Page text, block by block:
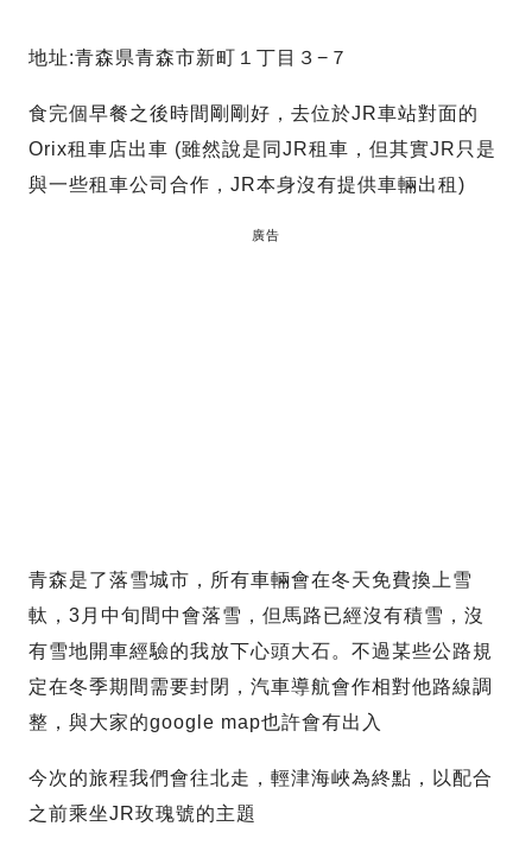
地址:青森県青森市新町１丁目３−７
食完個早餐之後時間剛剛好，去位於JR車站對面的
Orix租車店出車 (雖然說是同JR租車，但其實JR只是
與一些租車公司合作，JR本身沒有提供車輛出租)
廣告
青森是了落雪城市，所有車輛會在冬天免費換上雪
軚，3月中旬間中會落雪，但馬路已經沒有積雪，沒
有雪地開車經驗的我放下心頭大石。不過某些公路規
定在冬季期間需要封閉，汽車導航會作相對他路線調
整，與大家的google map也許會有出入
今次的旅程我們會往北走，輕津海峽為終點，以配合
之前乘坐JR玫瑰號的主題